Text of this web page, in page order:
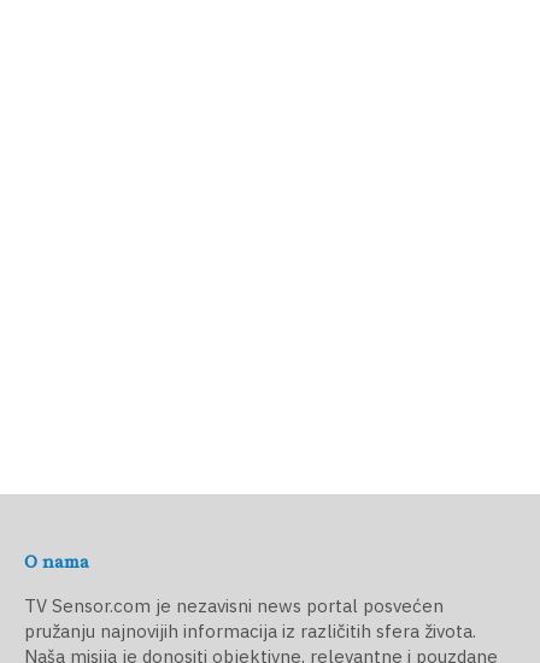
O nama
TV Sensor.com je nezavisni news portal posvećen
pružanju najnovijih informacija iz različitih sfera života.
Naša misija je donositi objektivne, relevantne i pouzdane